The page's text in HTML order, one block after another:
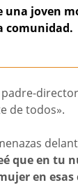
una joven
comunidad.
de todos».
que en tu
en